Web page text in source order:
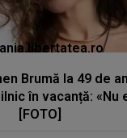
Brumă la 49 de
în vacanță: «Nu
[FOTO]